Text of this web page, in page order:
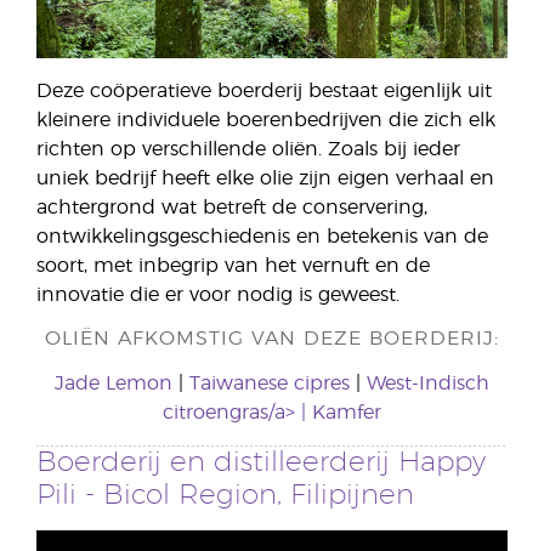
Deze coöperatieve boerderij bestaat eigenlijk uit
kleinere individuele boerenbedrijven die zich elk
richten op verschillende oliën. Zoals bij ieder
uniek bedrijf heeft elke olie zijn eigen verhaal en
achtergrond wat betreft de conservering,
ontwikkelingsgeschiedenis en betekenis van de
soort, met inbegrip van het vernuft en de
innovatie die er voor nodig is geweest.
OLIËN AFKOMSTIG VAN DEZE BOERDERIJ:
Jade Lemon Taiwanese cipres
West-Indisch
citroengras/a> | Kamfer
Boerderij en distilleerderij Happy
Pili - Bicol Region, Filipijnen